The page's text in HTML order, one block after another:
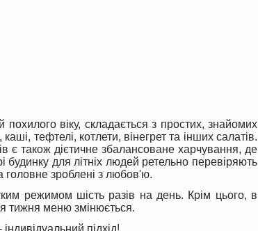
віку, складається з простих, знайомих
тефтелі, котлети, вінегрет та інших салатів.
є також дієтичне збалансоване харчування, де
будинку для літніх людей ретельно перевіряють
головне зроблені з любов'ю.
режимом шість разів на день. Крім цього, в
тижня меню змінюється.
підхід!